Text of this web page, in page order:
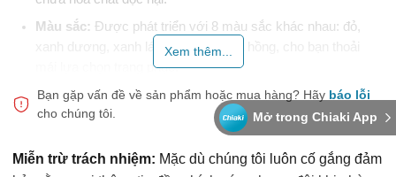
Mở trong Chiaki App
Màu sắc: Được phát triển với 8 màu sắc khác nhau: đỏ,
xanh dương, xanh lá, vàng, trắng và hồng, cho bạn thoải
mái lựa chọn trang phục.
Đối tượng sử dụng:Sản phẩm phù hợp với mọi lứa tuổi,
từ trẻ em đến người lớn.
Chế độ chiếu sáng:
Có 4 chế độ: luôn bật, nhấp nháy
Xem thêm...
Bạn gặp vấn đề về sản phẩm hoặc mua hàng? Hãy báo lỗi
cho chúng tôi.
Miễn trừ trách nhiệm: Mặc dù chúng tôi luôn cố gắng đảm